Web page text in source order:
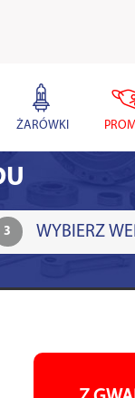
ŻARÓWKI
3